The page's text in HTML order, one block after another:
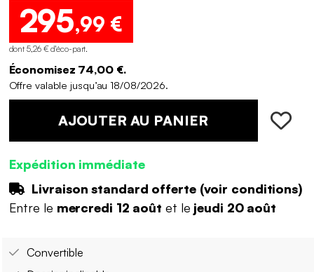
295,99 €
dont 5,26 € d'éco-part.
Économisez 74,00 €.
Offre valable jusqu’au 18/08/2026.
AJOUTER AU PANIER
Expédition immédiate
Livraison standard offerte (voir conditions)
Entre le mercredi 12 août et le jeudi 20 août
Convertible